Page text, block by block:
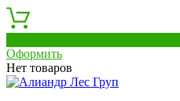
Оформить
Нет товаров